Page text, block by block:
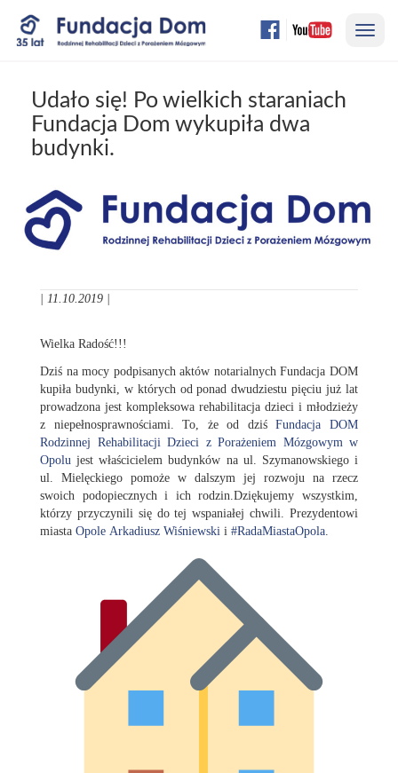
Przejdź
do
Udało się! Po wielkich staraniach
Fundacja Dom wykupiła dwa
budynki.
| 11.10.2019 |
Wielka Radość!!!
Dziś na mocy podpisanych aktów notarialnych Fundacja DOM
kupiła budynki, w których od ponad dwudziestu pięciu już lat
prowadzona jest kompleksowa rehabilitacja dzieci i młodzieży
z niepełnosprawnościami. To, że od dziśFundacja DOM
Rodzinnej Rehabilitacji Dzieci z Porażeniem Mózgowym w
Opolu jest właścicielem budynków na ul. Szymanowskiego i
ul. Mielęckiego pomoże w dalszym jej rozwoju na rzecz
swoich podopiecznych i ich rodzin.Dziękujemy wszystkim,
którzy przyczynili się do tej wspaniałej chwili. Prezydentowi
miasta Opole Arkadiusz Wiśniewski i #RadaMiastaOpola